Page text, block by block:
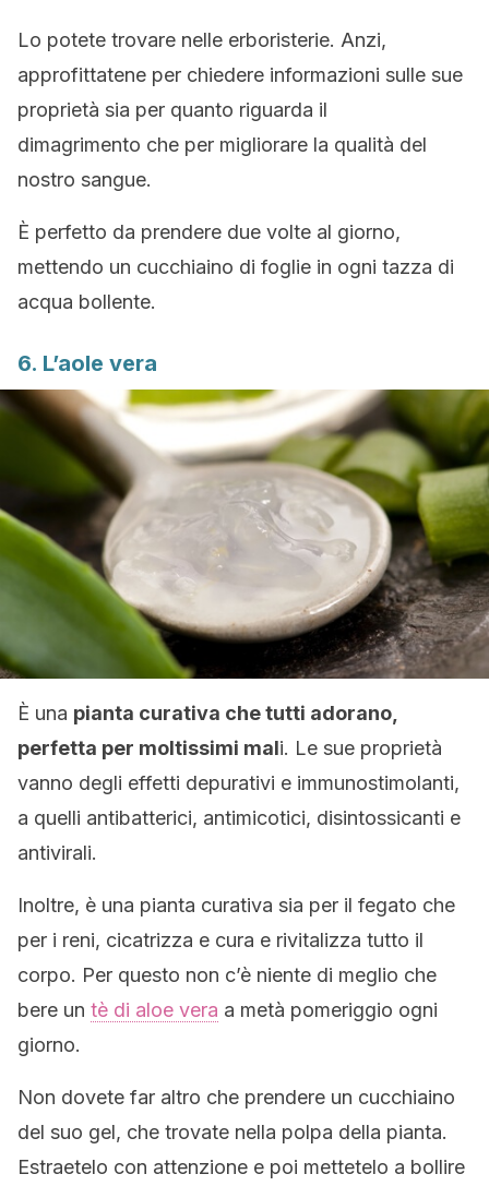
Lo potete trovare nelle erboristerie. Anzi,
approfittatene per chiedere informazioni sulle sue
proprietà sia per quanto riguarda il
dimagrimento che per migliorare la qualità del
nostro sangue.
È perfetto da prendere due volte al giorno,
mettendo un cucchiaino di foglie in ogni tazza di
acqua bollente.
6. L’aole vera
È una pianta curativa che tutti adorano,
perfetta per moltissimi mali. Le sue proprietà
vanno degli effetti depurativi e immunostimolanti,
a quelli antibatterici, antimicotici, disintossicanti e
antivirali.
Inoltre, è una pianta curativa sia per il fegato che
per i reni, cicatrizza e cura e rivitalizza tutto il
corpo. Per questo non c’è niente di meglio che
bere un tè di aloe vera a metà pomeriggio ogni
giorno.
Non dovete far altro che prendere un cucchiaino
del suo gel, che trovate nella polpa della pianta.
Estraetelo con attenzione e poi mettetelo a bollire